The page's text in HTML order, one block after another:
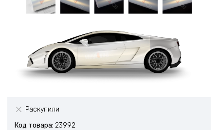
Раскупили
Код товара: 23992